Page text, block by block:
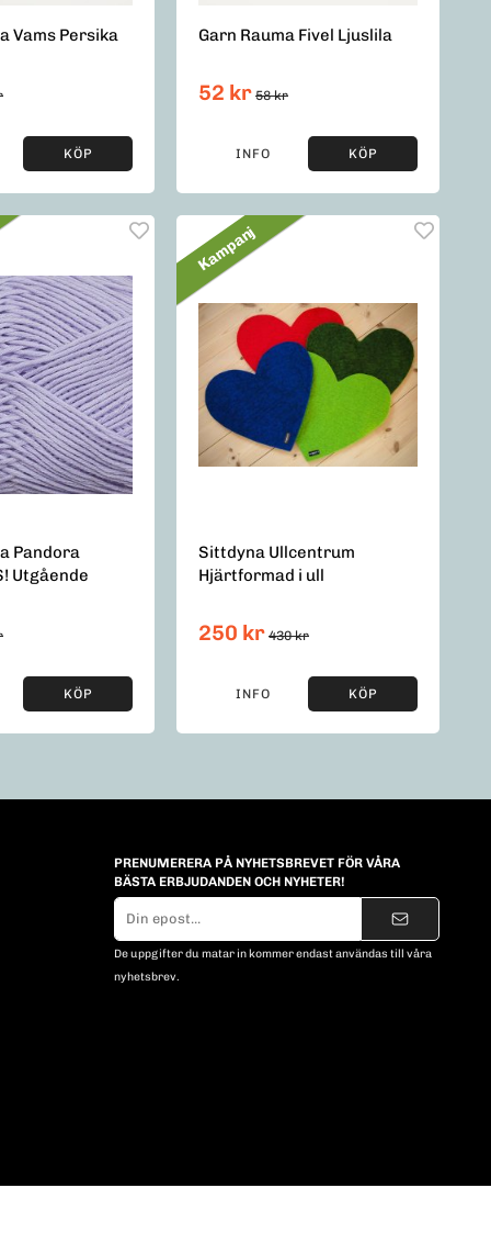
Vams Persika
KÖP
Garn Rauma Fivel Ljuslila
52 kr 58 kr
INFO KÖP
Pandora
Utgående
KÖP
Kampanj
Sittdyna Ullcentrum
Hjärtformad i ull
250 kr 430 kr
INFO KÖP
PRENUMERERA PÅ NYHETSBREVET FÖR VÅRA
BÄSTA ERBJUDANDEN OCH NYHETER!
E-
postadress
De uppgifter du matar in kommer endast användas till våra
nyhetsbrev.